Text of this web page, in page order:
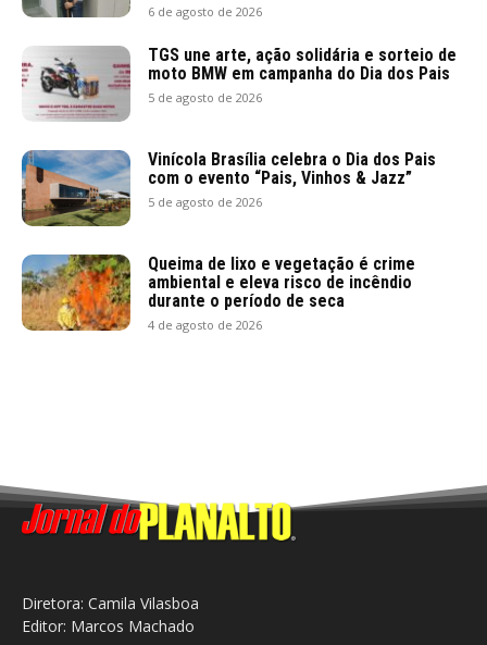
6 de agosto de 2026
TGS une arte, ação solidária e sorteio de
moto BMW em campanha do Dia dos Pais
5 de agosto de 2026
Vinícola Brasília celebra o Dia dos Pais
com o evento “Pais, Vinhos & Jazz”
5 de agosto de 2026
Queima de lixo e vegetação é crime
ambiental e eleva risco de incêndio
durante o período de seca
4 de agosto de 2026
Diretora: Camila Vilasboa
Editor: Marcos Machado